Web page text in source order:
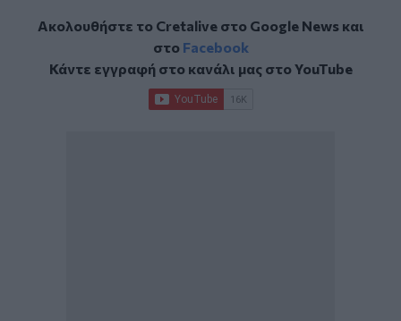
Ακολουθήστε το Cretalive στο Google Newsκαι
στο Facebook
Κάντε εγγραφή στο κανάλι μας στοYouTube